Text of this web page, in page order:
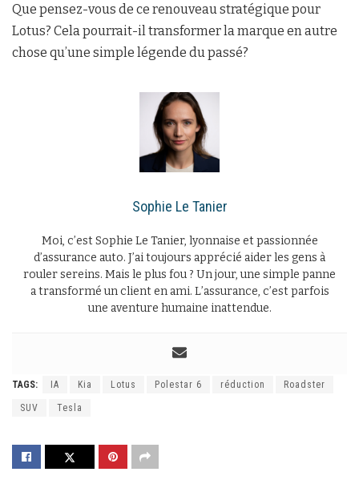
Que pensez-vous de ce renouveau stratégique pour
Lotus? Cela pourrait-il transformer la marque en autre
chose qu’une simple légende du passé?
Sophie Le Tanier
Moi, c’est Sophie Le Tanier, lyonnaise et passionnée
d’assurance auto. J’ai toujours apprécié aider les gens à
rouler sereins. Mais le plus fou ? Un jour, une simple panne
a transformé un client en ami. L’assurance, c’est parfois
une aventure humaine inattendue.
TAGS: IA Kia Lotus Polestar 6 réduction Roadster
SUV Tesla